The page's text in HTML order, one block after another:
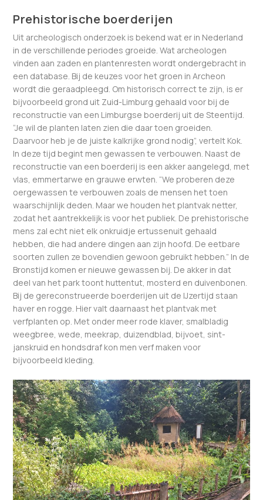
Prehistorische boerderijen
Uit archeologisch onderzoek is bekend wat er in Nederland
in de verschillende periodes groeide. Wat archeologen
vinden aan zaden en plantenresten wordt ondergebracht in
een database. Bij de keuzes voor het groen in Archeon
wordt die geraadpleegd. Om historisch correct te zijn, is er
bijvoorbeeld grond uit Zuid-Limburg gehaald voor bij de
reconstructie van een Limburgse boerderij uit de Steentijd.
“Je wil de planten laten zien die daar toen groeiden.
Daarvoor heb je de juiste kalkrijke grond nodig”, vertelt Kok.
In deze tijd begint men gewassen te verbouwen. Naast de
reconstructie van een boerderij is een akker aangelegd, met
vlas, emmertarwe en grauwe erwten. “We proberen deze
oergewassen te verbouwen zoals de mensen het toen
waarschijnlijk deden. Maar we houden het plantvak netter,
zodat het aantrekkelijk is voor het publiek. De prehistorische
mens zal echt niet elk onkruidje ertussenuit gehaald
hebben, die had andere dingen aan zijn hoofd. De eetbare
soorten zullen ze bovendien gewoon gebruikt hebben.” In de
Bronstijd komen er nieuwe gewassen bij. De akker in dat
deel van het park toont huttentut, mosterd en duivenbonen.
Bij de gereconstrueerde boerderijen uit de IJzertijd staan
haver en rogge. Hier valt daarnaast het plantvak met
verfplanten op. Met onder meer rode klaver, smalbladig
weegbree, wede, meekrap, duizendblad, bijvoet, sint-
janskruid en hondsdraf kon men verf maken voor
bijvoorbeeld kleding.